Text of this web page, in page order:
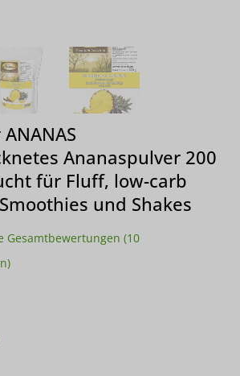
Ananaspulver 200
für Fluff, low-carb
und Shakes
Gesamtbewertungen (10